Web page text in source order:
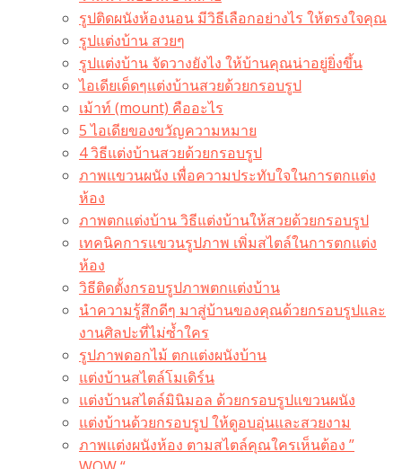
รูปติดผนังห้องนอน มีวิธีเลือกอย่างไร ให้ตรงใจคุณ
รูปแต่งบ้าน สวยๆ
รูปแต่งบ้าน จัดวางยังไง ให้บ้านคุณน่าอยู่ยิ่งขึ้น
ไอเดียเด็ดๆแต่งบ้านสวยด้วยกรอบรูป
เม้าท์ (mount) คืออะไร​
5 ไอเดียของขวัญความหมาย
4 วิธีแต่งบ้านสวยด้วยกรอบรูป
ภาพแขวนผนัง เพื่อความประทับใจในการตกแต่ง
ห้อง
ภาพตกแต่งบ้าน วิธีแต่งบ้านให้สวยด้วยกรอบรูป
เทคนิคการแขวนรูปภาพ เพิ่มสไตล์ในการตกแต่ง
ห้อง
วิธีติดตั้งกรอบรูปภาพตกแต่งบ้าน
นำความรู้สึกดีๆ มาสู่บ้านของคุณด้วยกรอบรูปและ
งานศิลปะที่ไม่ซ้ำใคร
รูปภาพดอกไม้ ตกแต่งผนังบ้าน
แต่งบ้านสไตล์โมเดิร์น
แต่งบ้านสไตล์มินิมอล ด้วยกรอบรูปแขวนผนัง
แต่งบ้านด้วยกรอบรูป ให้ดูอบอุ่นและสวยงาม
ภาพแต่งผนังห้อง ตามสไตล์คุณใครเห็นต้อง ”